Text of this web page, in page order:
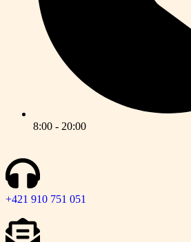
8:00 - 20:00
+421 910 751 051